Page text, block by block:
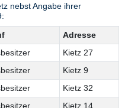
nebst Angabe ihrer
Adresse
Kietz 27
Kietz 9
Kietz 32
Kietz 14